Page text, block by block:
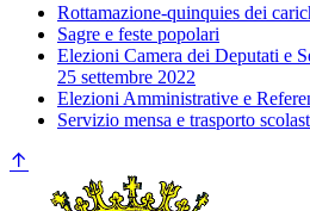
Rottamazione-quinquies dei
Sagre e feste popolari
Elezioni Camera dei Deputati e
25 settembre 2022
Elezioni Amministrative e
Servizio mensa e trasporto